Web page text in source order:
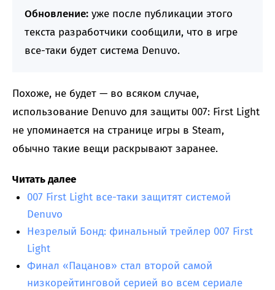
Обновление: уже после публикации этого
текста разработчики сообщили, что в игре
все-таки будет система Denuvo.
Похоже, не будет — во всяком случае,
использование Denuvo для защиты 007: First Light
не упоминается на странице игры в Steam,
обычно такие вещи раскрывают заранее.
Читать далее
007 First Light все-таки защитят системой
Denuvo
Незрелый Бонд: финальный трейлер 007 First
Light
Финал «Пацанов» стал второй самой
низкорейтинговой серией во всем сериале